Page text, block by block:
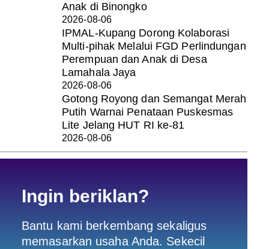
Anak di Binongko
2026-08-06
IPMAL-Kupang Dorong Kolaborasi
Multi-pihak Melalui FGD Perlindungan
Perempuan dan Anak di Desa
Lamahala Jaya
2026-08-06
Gotong Royong dan Semangat Merah
Putih Warnai Penataan Puskesmas
Lite Jelang HUT RI ke-81
2026-08-06
Ingin beriklan?
Bantu kami berkembang sekaligus
memasarkan usaha Anda. Sekecil